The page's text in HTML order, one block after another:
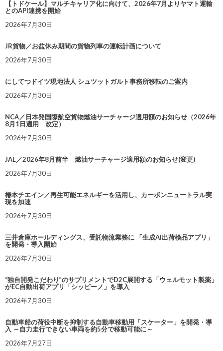
【トドケール】マルチキャリア化に向けて、2026年7月よりヤマト運輸
とのAPI連携を開始
2026年7月30日
JR貨物／お盆休み期間の貨物列車の運転計画について
2026年7月30日
にしてつドイツ現地法人 シュツットガルト事務所移転のご案内
2026年7月30日
NCA／日本発国際航空貨物燃油サーチャージ適用額のお知らせ（2026年
8月1日適用 改定）
2026年7月30日
JAL／2026年8月前半 燃油サーチャージ適用額のお知らせ(変更)
2026年7月30日
椿本チエイン／再生可能エネルギーを活用し、カーボンニュートラル実
現を加速
2026年7月30日
三井倉庫ホールディングス、受託物流業務に 「生成AI出荷検品アプリ」
を開発・導入開始
2026年7月30日
“独自開発こだわり”のサプリメントでD2C展開する「ウェルモット製薬」
がEC自動出荷アプリ「シッピーノ」を導入
2026年7月30日
自動車船の荷役中断を抑制する自動車移動用「スケーター」を開発・導
入 ～自力走行できない車両を約5分で移動可能に～
2026年7月27日